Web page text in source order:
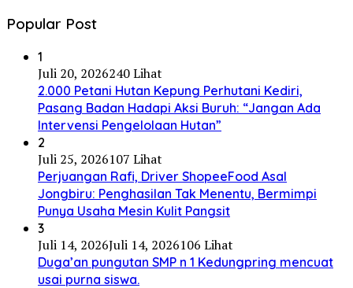
Popular Post
1
Juli 20, 2026240 Lihat
2.000 Petani Hutan Kepung Perhutani Kediri,
Pasang Badan Hadapi Aksi Buruh: “Jangan Ada
Intervensi Pengelolaan Hutan”
2
Juli 25, 2026107 Lihat
Perjuangan Rafi, Driver ShopeeFood Asal
Jongbiru: Penghasilan Tak Menentu, Bermimpi
Punya Usaha Mesin Kulit Pangsit
3
Juli 14, 2026Juli 14, 2026106 Lihat
Duga’an pungutan SMP n 1 Kedungpring mencuat
usai purna siswa.